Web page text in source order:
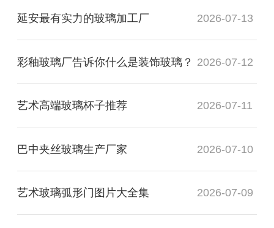
延安最有实力的玻璃加工厂 2026-07-13
彩釉玻璃厂告诉你什么是装饰玻璃？ 2026-07-12
艺术高端玻璃杯子推荐 2026-07-11
巴中夹丝玻璃生产厂家 2026-07-10
艺术玻璃弧形门图片大全集 2026-07-09